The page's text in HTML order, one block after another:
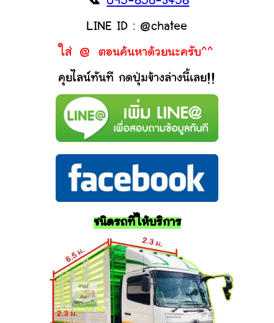
LINE ID : @chatee
ใส่ @ ตอนค้นหาด้วยนะครับ^^
คุยไลน์ทันที กดปุ่มข้างล่างนี้เลย!!
ชนิดรถที่ให้บริการ